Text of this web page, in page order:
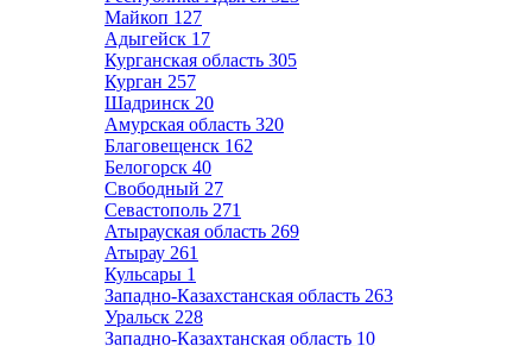
Майкоп 127
Адыгейск 17
Курганская область 305
Курган 257
Шадринск 20
Амурская область 320
Благовещенск 162
Белогорск 40
Свободный 27
Севастополь 271
Атырауская область 269
Атырау 261
Кульсары 1
Западно-Казахстанская область 263
Уральск 228
Западно-Казахтанская область 10